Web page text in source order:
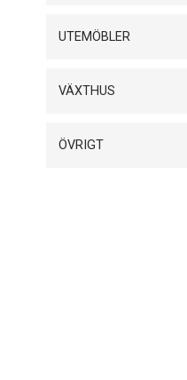
UTEMÖBLER
VÄXTHUS
ÖVRIGT